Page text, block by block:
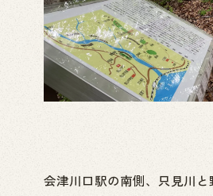
会津川口駅の南側、只見川